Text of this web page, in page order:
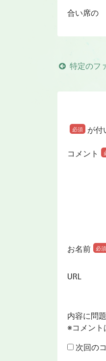
合い席の
特定のフ
必須 が付
コメント
お名前 必須
URL
内容に問
※コメント
次回の